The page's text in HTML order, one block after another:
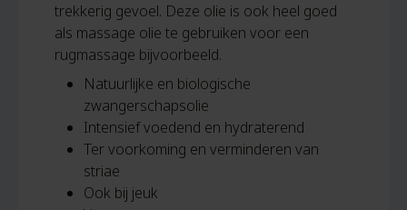
trekkerig gevoel. Deze olie is ook heel goed
als massage olie te gebruiken voor een
rugmassage bijvoorbeeld.
Natuurlijke en biologische
zwangerschapsolie
Intensief voedend en hydraterend
Ter voorkoming en verminderen van
striae
Ook bij jeuk